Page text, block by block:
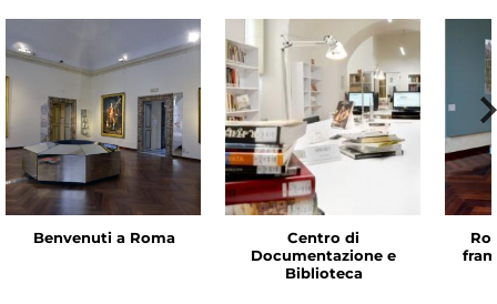
Benvenuti a Roma
Centro di
Documentazione e
Biblioteca